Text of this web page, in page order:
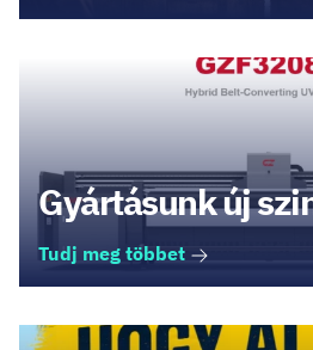
Gyártásunk új
Tudj meg többet